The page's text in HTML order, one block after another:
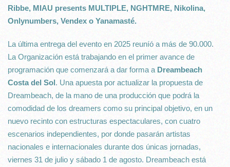
Ribbe, MIAU presents MULTIPLE, NGHTMRE, Nikolina,
Onlynumbers, Vendex o Yanamasté.
La última entrega del evento en 2025 reuníó a más de 90.000.
La Organización está trabajando en el primer avance de
programación que comenzará a dar forma a Dreambeach
Costa del Sol. Una apuesta por actualizar la propuesta de
Dreambeach, de la mano de una producción que podrá la
comodidad de los dreamers como su principal objetivo, en un
nuevo recinto con estructuras espectaculares, con cuatro
escenarios independientes, por donde pasarán artistas
nacionales e internacionales durante dos únicas jornadas,
viernes 31 de julio y sábado 1 de agosto. Dreambeach está